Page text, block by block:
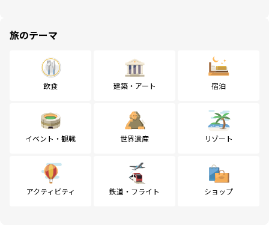
旅のテーマ
飲食 建築・アート 宿泊
イベント・観戦 世界遺産 リゾート
アクティビティ 鉄道・フライト ショップ